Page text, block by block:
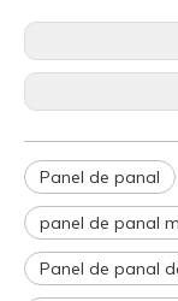
Panel de panal
panel de panal
Panel de panal